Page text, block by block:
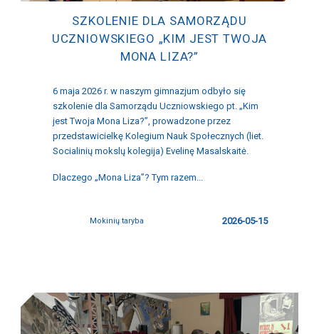
SZKOLENIE DLA SAMORZĄDU
UCZNIOWSKIEGO „KIM JEST TWOJA
MONA LIZA?”
6 maja 2026 r. w naszym gimnazjum odbyło się
szkolenie dla Samorządu Uczniowskiego pt. „Kim
jest Twoja Mona Liza?”, prowadzone przez
przedstawicielkę Kolegium Nauk Społecznych (liet.
Socialinių mokslų kolegija) Evelinę Masalskaitė.
Dlaczego „Mona Liza”? Tym razem...
Mokinių taryba 2026-05-15